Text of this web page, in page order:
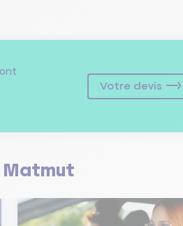
Votre devis
Matmut